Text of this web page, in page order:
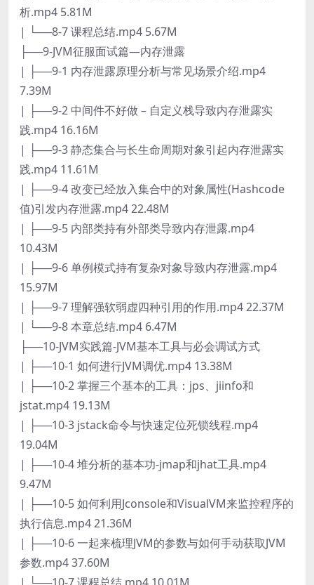
析.mp4 5.81M
| └──8-7 课程总结.mp4 5.67M
├──9-JVM征服面试篇—内存泄露
| ├──9-1 内存泄露原理分析与常见场景介绍.mp4
7.39M
| ├──9-2 中间件不好做 – 自定义栈导致内存泄露实
践.mp4 16.16M
| ├──9-3 静态集合与长生命周期对象引起内存泄露实
践.mp4 11.61M
| ├──9-4 改变已经放入集合中的对象属性(Hashcode
值)引发内存泄露.mp4 22.48M
| ├──9-5 内部类持有外部类导致内存泄露.mp4
10.43M
| ├──9-6 单例模式持有复杂对象导致内存泄露.mp4
15.97M
| ├──9-7 理解强软弱虚四种引用的作用.mp4 22.37M
| └──9-8 本章总结.mp4 6.47M
├──10-JVM实践篇-JVM基本工具与必会调试方式
| ├──10-1 如何进行JVM调优.mp4 13.38M
| ├──10-2 掌握三个基本的工具：jps、jiinfo和
jstat.mp4 19.13M
| ├──10-3 jstack命令与快速定位死锁线程.mp4
19.04M
| ├──10-4 堆分析的基本功-jmap和jhat工具.mp4
9.47M
| ├──10-5 如何利用Jconsole和VisualVM来监控程序的
执行信息.mp4 21.36M
| ├──10-6 一起来梳理JVM的参数与如何手动获取JVM
参数.mp4 37.60M